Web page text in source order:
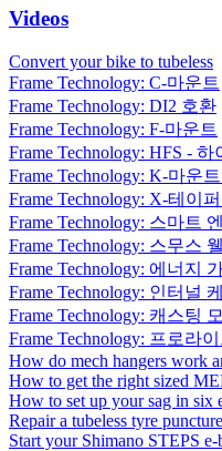
Videos
Convert your bike to tubeless
Frame Technology: C-마운트
Frame Technology: DI2 호환
Frame Technology: F-마운트
Frame Technology: HFS -
Frame Technology: K-마운
Frame Technology: X-테이
Frame Technology: 스마트
Frame Technology: 스무스
Frame Technology: 에너지
Frame Technology: 인터널
Frame Technology: 캐스팅
Frame Technology: 프로라
How do mech hangers work
How to get the right sized
How to set up your sag in six
Repair a tubeless tyre
Start your Shimano STEPS